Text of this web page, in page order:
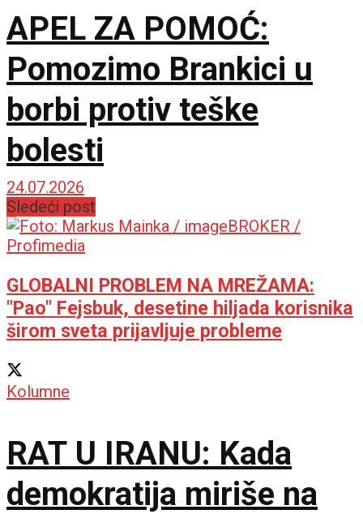
APEL ZA POMOĆ:
Pomozimo Brankici u
borbi protiv teške
bolesti
24.07.2026
Sledeći post
GLOBALNI PROBLEM NA MREŽAMA:
"Pao" Fejsbuk, desetine hiljada korisnika
širom sveta prijavljuje probleme
Kolumne
RAT U IRANU: Kada
demokratija miriše na